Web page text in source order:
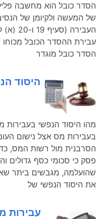
הסדר כובל הוא מחשבה
של המעשה ולקיומן של
הסדר כובל מוגדר
היסוד
בעבירות מס אצל נישום
פסק כי סכומי כסף גדולים
שהועלמה, מגבשים ביתר
את היסוד הנפשי של
עבירות